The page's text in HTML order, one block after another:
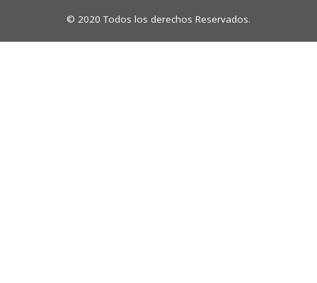
© 2020 Todos los derechos Reservados.